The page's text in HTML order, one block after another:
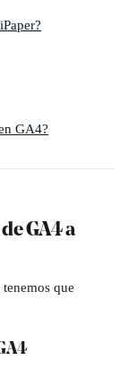
GA4?
GA4 a
que